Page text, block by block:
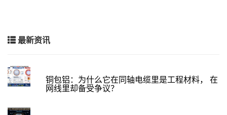
最新资讯
铜包铝：为什么它在同轴电缆里是工程材料， 在
网线里却备受争议？